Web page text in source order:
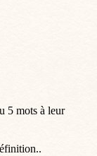
5 mots à leur